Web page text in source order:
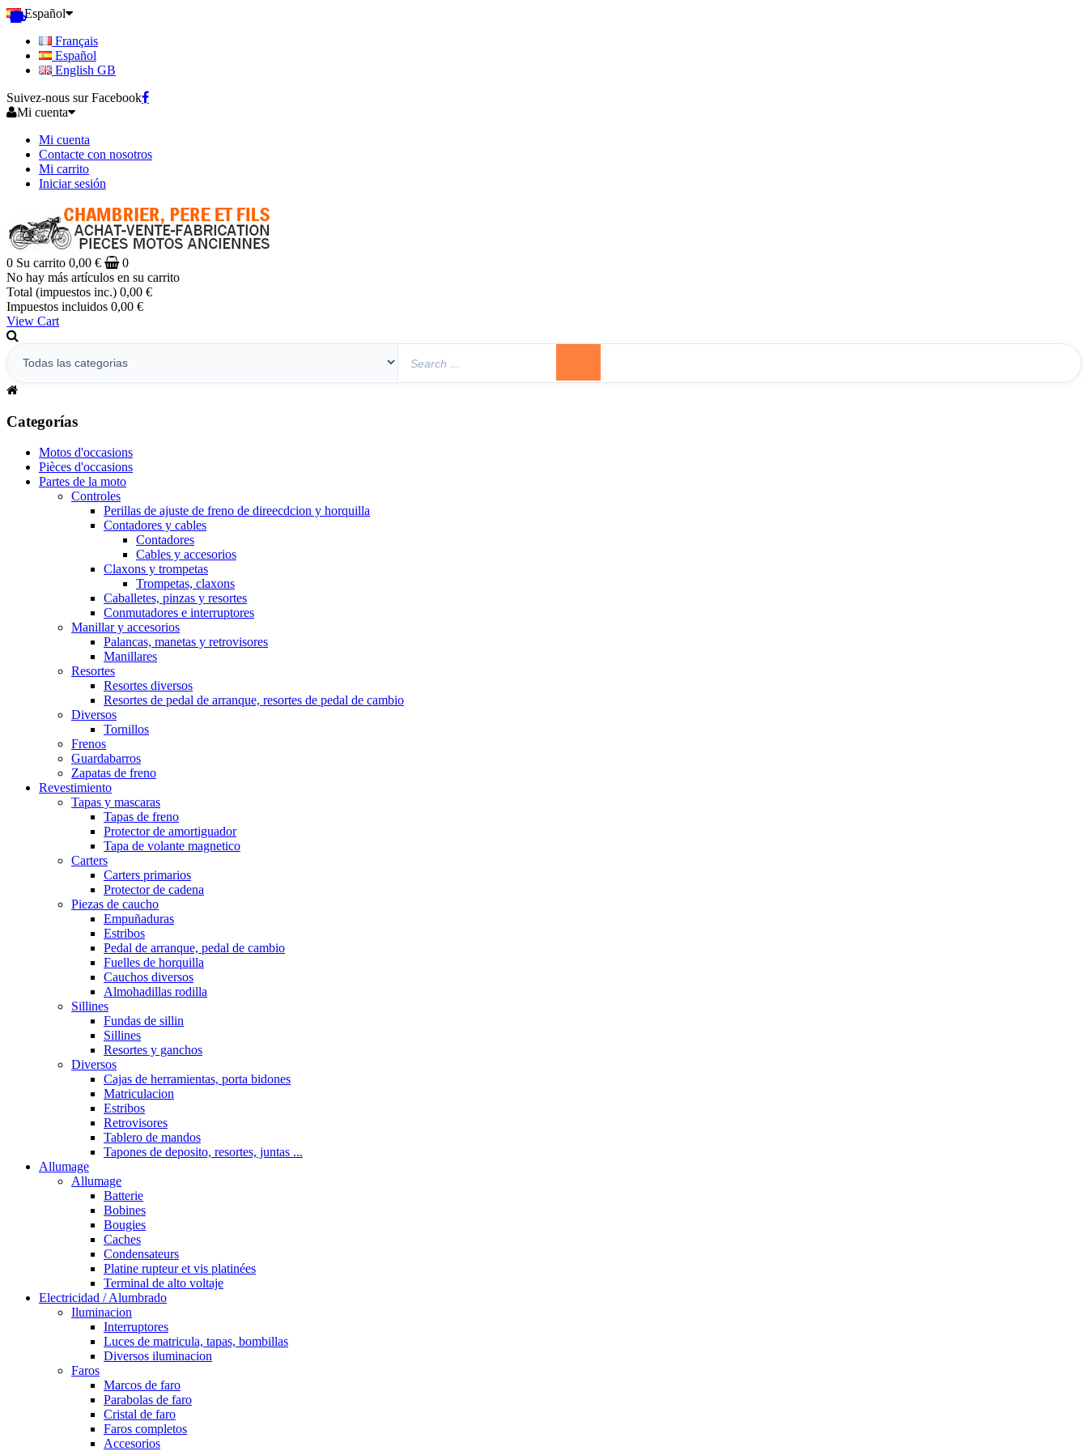
Español
Français
Español
English GB
Suivez-nous sur Facebook
Mi cuenta
Mi cuenta
Contacte con nosotros
Mi carrito
Iniciar sesión
0 Su carrito 0,00 €
0
No hay más artículos en su carrito
Total (impuestos inc.) 0,00 €
Impuestos incluidos 0,00 €
View Cart
Categorías
Motos d'occasions
Pièces d'occasions
Partes de la moto
Controles
Perillas de ajuste de freno de direecdcion y horquilla
Contadores y cables
Contadores
Cables y accesorios
Claxons y trompetas
Trompetas, claxons
Caballetes, pinzas y resortes
Conmutadores e interruptores
Manillar y accesorios
Palancas, manetas y retrovisores
Manillares
Resortes
Resortes diversos
Resortes de pedal de arranque, resortes de pedal de cambio
Diversos
Tornillos
Frenos
Guardabarros
Zapatas de freno
Revestimiento
Tapas y mascaras
Tapas de freno
Protector de amortiguador
Tapa de volante magnetico
Carters
Carters primarios
Protector de cadena
Piezas de caucho
Empuñaduras
Estribos
Pedal de arranque, pedal de cambio
Fuelles de horquilla
Cauchos diversos
Almohadillas rodilla
Sillines
Fundas de sillin
Sillines
Resortes y ganchos
Diversos
Cajas de herramientas, porta bidones
Matriculacion
Estribos
Retrovisores
Tablero de mandos
Tapones de deposito, resortes, juntas ...
Allumage
Allumage
Batterie
Bobines
Bougies
Caches
Condensateurs
Platine rupteur et vis platinées
Terminal de alto voltaje
Electricidad / Alumbrado
Iluminacion
Interruptores
Luces de matricula, tapas, bombillas
Diversos iluminacion
Faros
Marcos de faro
Parabolas de faro
Cristal de faro
Faros completos
Accesorios